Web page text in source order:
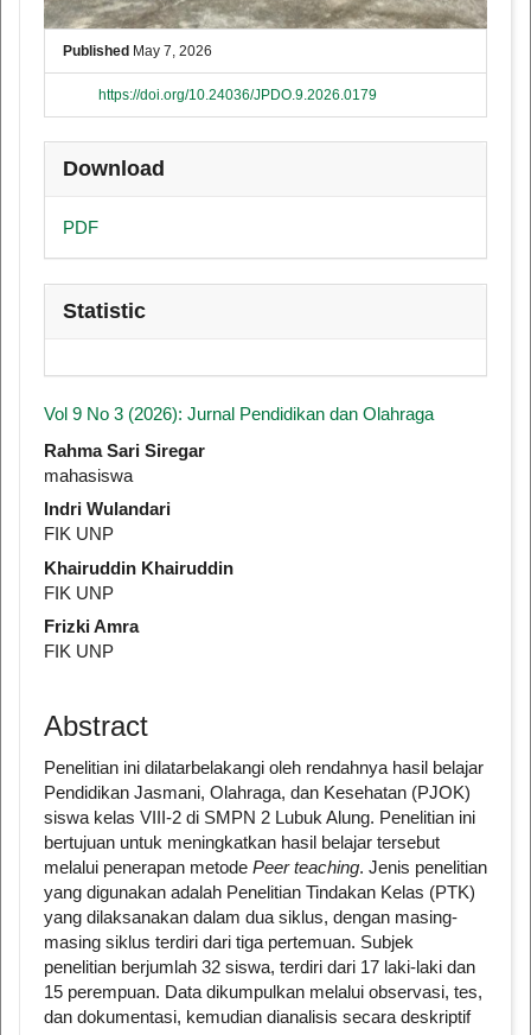
Published May 7, 2026
https://doi.org/10.24036/JPDO.9.2026.0179
Download
PDF
Statistic
Vol 9 No 3 (2026): Jurnal Pendidikan dan Olahraga
Rahma Sari Siregar
mahasiswa
Indri Wulandari
FIK UNP
Khairuddin Khairuddin
FIK UNP
Frizki Amra
FIK UNP
Abstract
Penelitian ini dilatarbelakangi oleh rendahnya hasil belajar
Pendidikan Jasmani, Olahraga, dan Kesehatan (PJOK)
siswa kelas VIII-2 di SMPN 2 Lubuk Alung. Penelitian ini
bertujuan untuk meningkatkan hasil belajar tersebut
melalui penerapan metode Peer teaching. Jenis penelitian
yang digunakan adalah Penelitian Tindakan Kelas (PTK)
yang dilaksanakan dalam dua siklus, dengan masing-
masing siklus terdiri dari tiga pertemuan. Subjek
penelitian berjumlah 32 siswa, terdiri dari 17 laki-laki dan
15 perempuan. Data dikumpulkan melalui observasi, tes,
dan dokumentasi, kemudian dianalisis secara deskriptif